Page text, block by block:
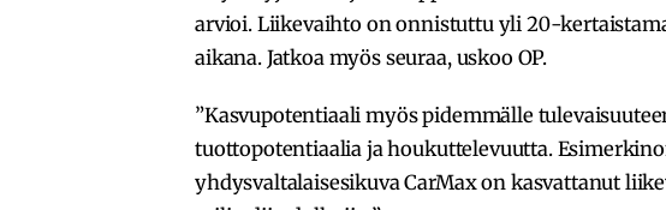
arvioi. Liikevaihto on onnistuttu yli 20-
aikana. Jatkoa myös seuraa, uskoo OP.
”Kasvupotentiaali myös pidemmälle
tuottopotentiaalia ja houkuttelevuutta.
yhdysvaltalaisesikuva CarMax on kasvattanut